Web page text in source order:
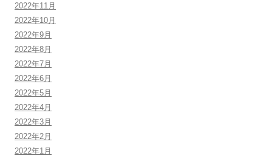
2022年11月
2022年10月
2022年9月
2022年8月
2022年7月
2022年6月
2022年5月
2022年4月
2022年3月
2022年2月
2022年1月